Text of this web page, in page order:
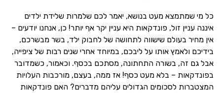
כל מי שמתמצא מעט בנושא, יאמר לכם שלמרות שלידת ילדים
איננה עניין זול, פונדקאות היא עניין יקר אף יותר! כן, אנחנו יודעים –
אין מחיר בעולם שישווה לתחושה של לחבוק ילד, בשר מבשרכם,
בידיכם ולאמץ אותו על ליבכם, במיוחד אחרי שנים רבות של ציפייה,
אבל גם זה, בשורה התחתונה, מסתכם בכסף. וכאמור, כשמדובר
בפונדקאות – בלא מעט כסף! אז ממה, בעצם, מורכבות העלויות
המצטברות לסכומים הגדולים עליהם מדברים? האם פונדקאות